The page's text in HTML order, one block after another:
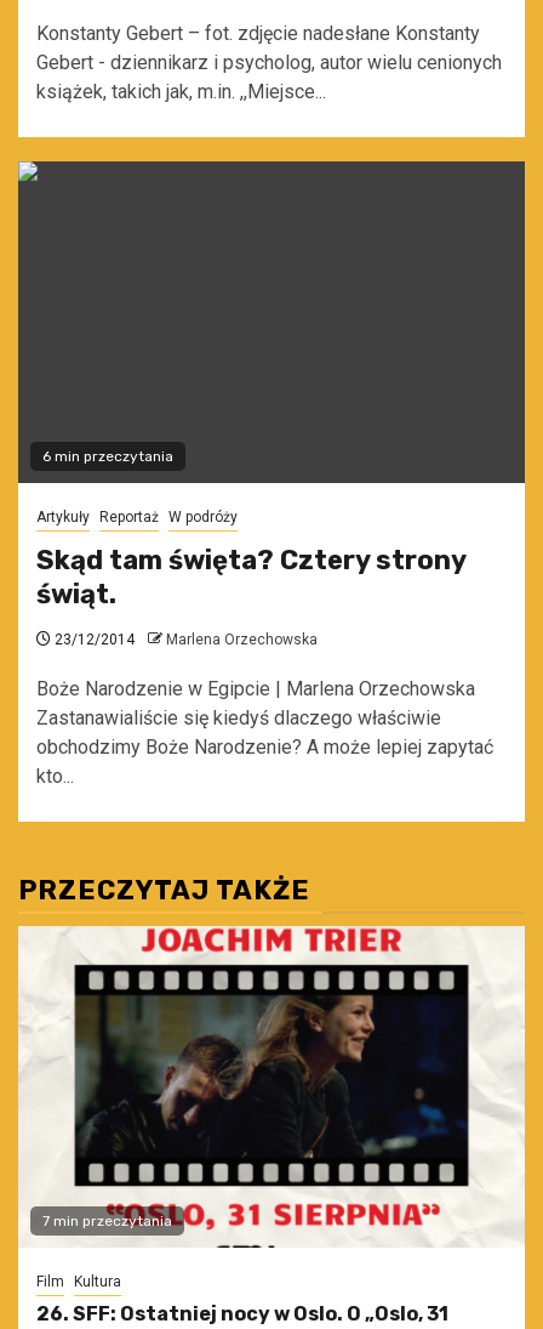
Konstanty Gebert – fot. zdjęcie nadesłane Konstanty
Gebert - dziennikarz i psycholog, autor wielu cenionych
książek, takich jak, m.in. ,,Miejsce...
6 min przeczytania
Artykuły Reportaż W podróży
Skąd tam święta? Cztery strony
świąt.
23/12/2014 Marlena Orzechowska
Boże Narodzenie w Egipcie | Marlena Orzechowska
Zastanawialiście się kiedyś dlaczego właściwie
obchodzimy Boże Narodzenie? A może lepiej zapytać
kto...
PRZECZYTAJ TAKŻE
7 min przeczytania
Film Kultura
26. SFF: Ostatniej nocy w Oslo. O „Oslo, 31